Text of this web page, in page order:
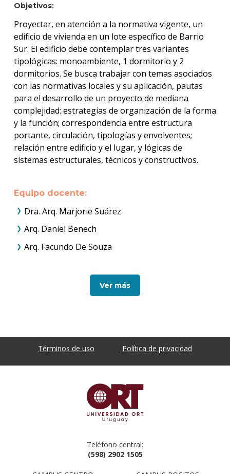
Objetivos:
Proyectar, en atención a la normativa vigente, un
edificio de vivienda en un lote específico de Barrio
Sur. El edificio debe contemplar tres variantes
tipológicas: monoambiente, 1 dormitorio y 2
dormitorios. Se busca trabajar con temas asociados
con las normativas locales y su aplicación, pautas
para el desarrollo de un proyecto de mediana
complejidad: estrategias de organización de la forma
y la función; correspondencia entre estructura
portante, circulación, tipologías y envolventes;
relación entre edificio y el lugar, y lógicas de
sistemas estructurales, técnicos y constructivos.
Equipo docente:
Dra. Arq. Marjorie Suárez
Arq. Daniel Benech
Arq. Facundo De Souza
Ver más
Términos de uso Política de privacidad
Teléfono central:
(598) 2902 1505